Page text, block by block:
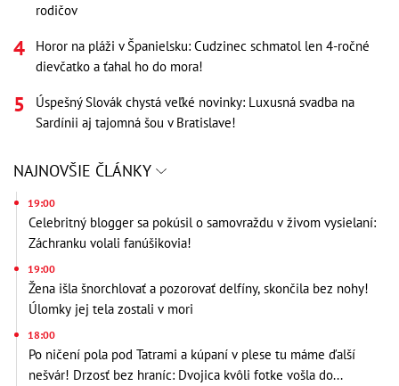
rodičov
Horor na pláži v Španielsku: Cudzinec schmatol len 4-ročné
dievčatko a ťahal ho do mora!
Úspešný Slovák chystá veľké novinky: Luxusná svadba na
Sardínii aj tajomná šou v Bratislave!
NAJNOVŠIE ČLÁNKY
19:00
Celebritný blogger sa pokúsil o samovraždu v živom vysielaní:
Záchranku volali fanúšikovia!
19:00
Žena išla šnorchlovať a pozorovať delfíny, skončila bez nohy!
Úlomky jej tela zostali v mori
18:00
Po ničení pola pod Tatrami a kúpaní v plese tu máme ďalší
nešvár! Drzosť bez hraníc: Dvojica kvôli fotke vošla do...